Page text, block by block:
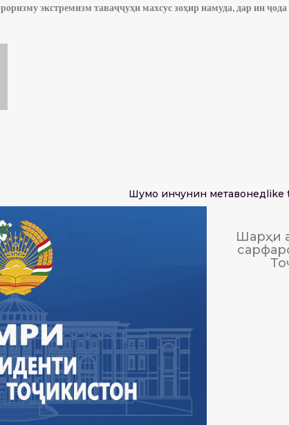
экстремизм таваҷҷуҳи махсус зоҳир намуда, дар ин
Шумо инчунин метавонедlike
Шарҳи